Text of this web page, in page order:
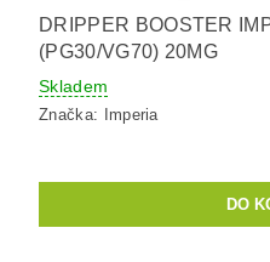
DRIPPER BOOSTER
(PG30/VG70) 20MG
Skladem
Značka: Imperia